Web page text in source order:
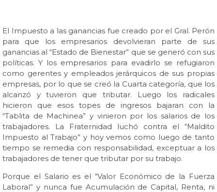
El Impuesto a las ganancias fue creado por el Gral. Perón
para que los empresarios devolvieran parte de sus
ganancias al “Estado de Bienestar” que se generó con sus
políticas. Y los empresarios para evadirlo se refugiaron
como gerentes y empleados jerárquicos de sus propias
empresas, por lo que se creó la Cuarta categoría, que los
alcanzó y tuvieron que tributar. Luego los radicales
hicieron que esos topes de ingresos bajaran con la
“Tablita de Machinea” y vinieron por los salarios de los
trabajadores. La Fraternidad luchó contra el “Maldito
Impuesto al Trabajo” y hoy vemos como luego de tanto
tiempo se remedia con responsabilidad, exceptuar a los
trabajadores de tener que tributar por su trabajo.
Porque el Salario es el “Valor Económico de la Fuerza
Laboral” y nunca fue Acumulación de Capital, Renta, ni